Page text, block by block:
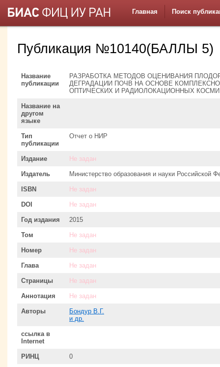
Главная Поиск
Публикация №10140(БАЛЛЫ 5)
Название
публикации
РАЗРАБОТКА МЕТОДОВ ОЦЕНИВАНИЯ
ДЕГРАДАЦИИ ПОЧВ НА ОСНОВЕ
ОПТИЧЕСКИХ И РАДИОЛОКАЦИОННЫХ
Название на
другом
языке
Тип
публикации
Отчет о НИР
Издание Не задан
Издатель Министерство образования и науки Российской
ISBN Не задан
DOI Не задан
Год издания 2015
Том Не задан
Номер Не задан
Глава Не задан
Страницы Не задан
Аннотация Не задан
Авторы
Бондур В.Г.
и др.
ссылка в
Internet
РИНЦ 0